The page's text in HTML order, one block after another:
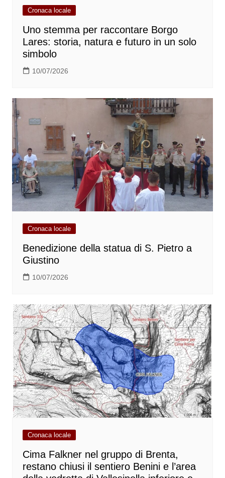
Cronaca locale
Uno stemma per raccontare Borgo
Lares: storia, natura e futuro in un solo
simbolo
10/07/2026
Cronaca locale
Benedizione della statua di S. Pietro a
Giustino
10/07/2026
Cronaca locale
Cima Falkner nel gruppo di Brenta,
restano chiusi il sentiero Benini e l’area